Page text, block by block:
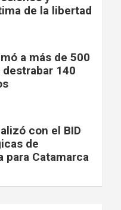
de la libertad
a más de 500
140
con el BID
de
para Catamarca